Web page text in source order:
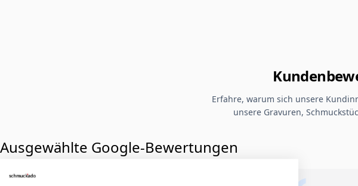
Erfahre, warum sich unsere
unsere Gravuren,
Ausgewählte Google-Bewertungen